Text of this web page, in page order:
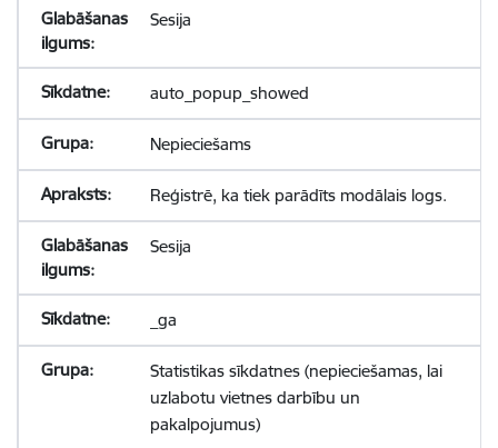
Sesija
auto_popup_showed
Nepieciešams
Reģistrē, ka tiek parādīts modālais logs.
Sesija
_ga
Statistikas sīkdatnes (nepieciešamas, lai
uzlabotu vietnes darbību un
pakalpojumus)